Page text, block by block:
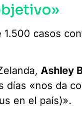
casos
Ashley
«nos da
en el país)».